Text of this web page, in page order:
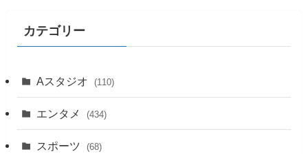
カテゴリー
Aスタジオ (110)
エンタメ (434)
スポーツ (68)